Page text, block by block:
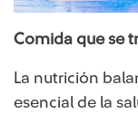
Comida que se
La nutrición
esencial de la